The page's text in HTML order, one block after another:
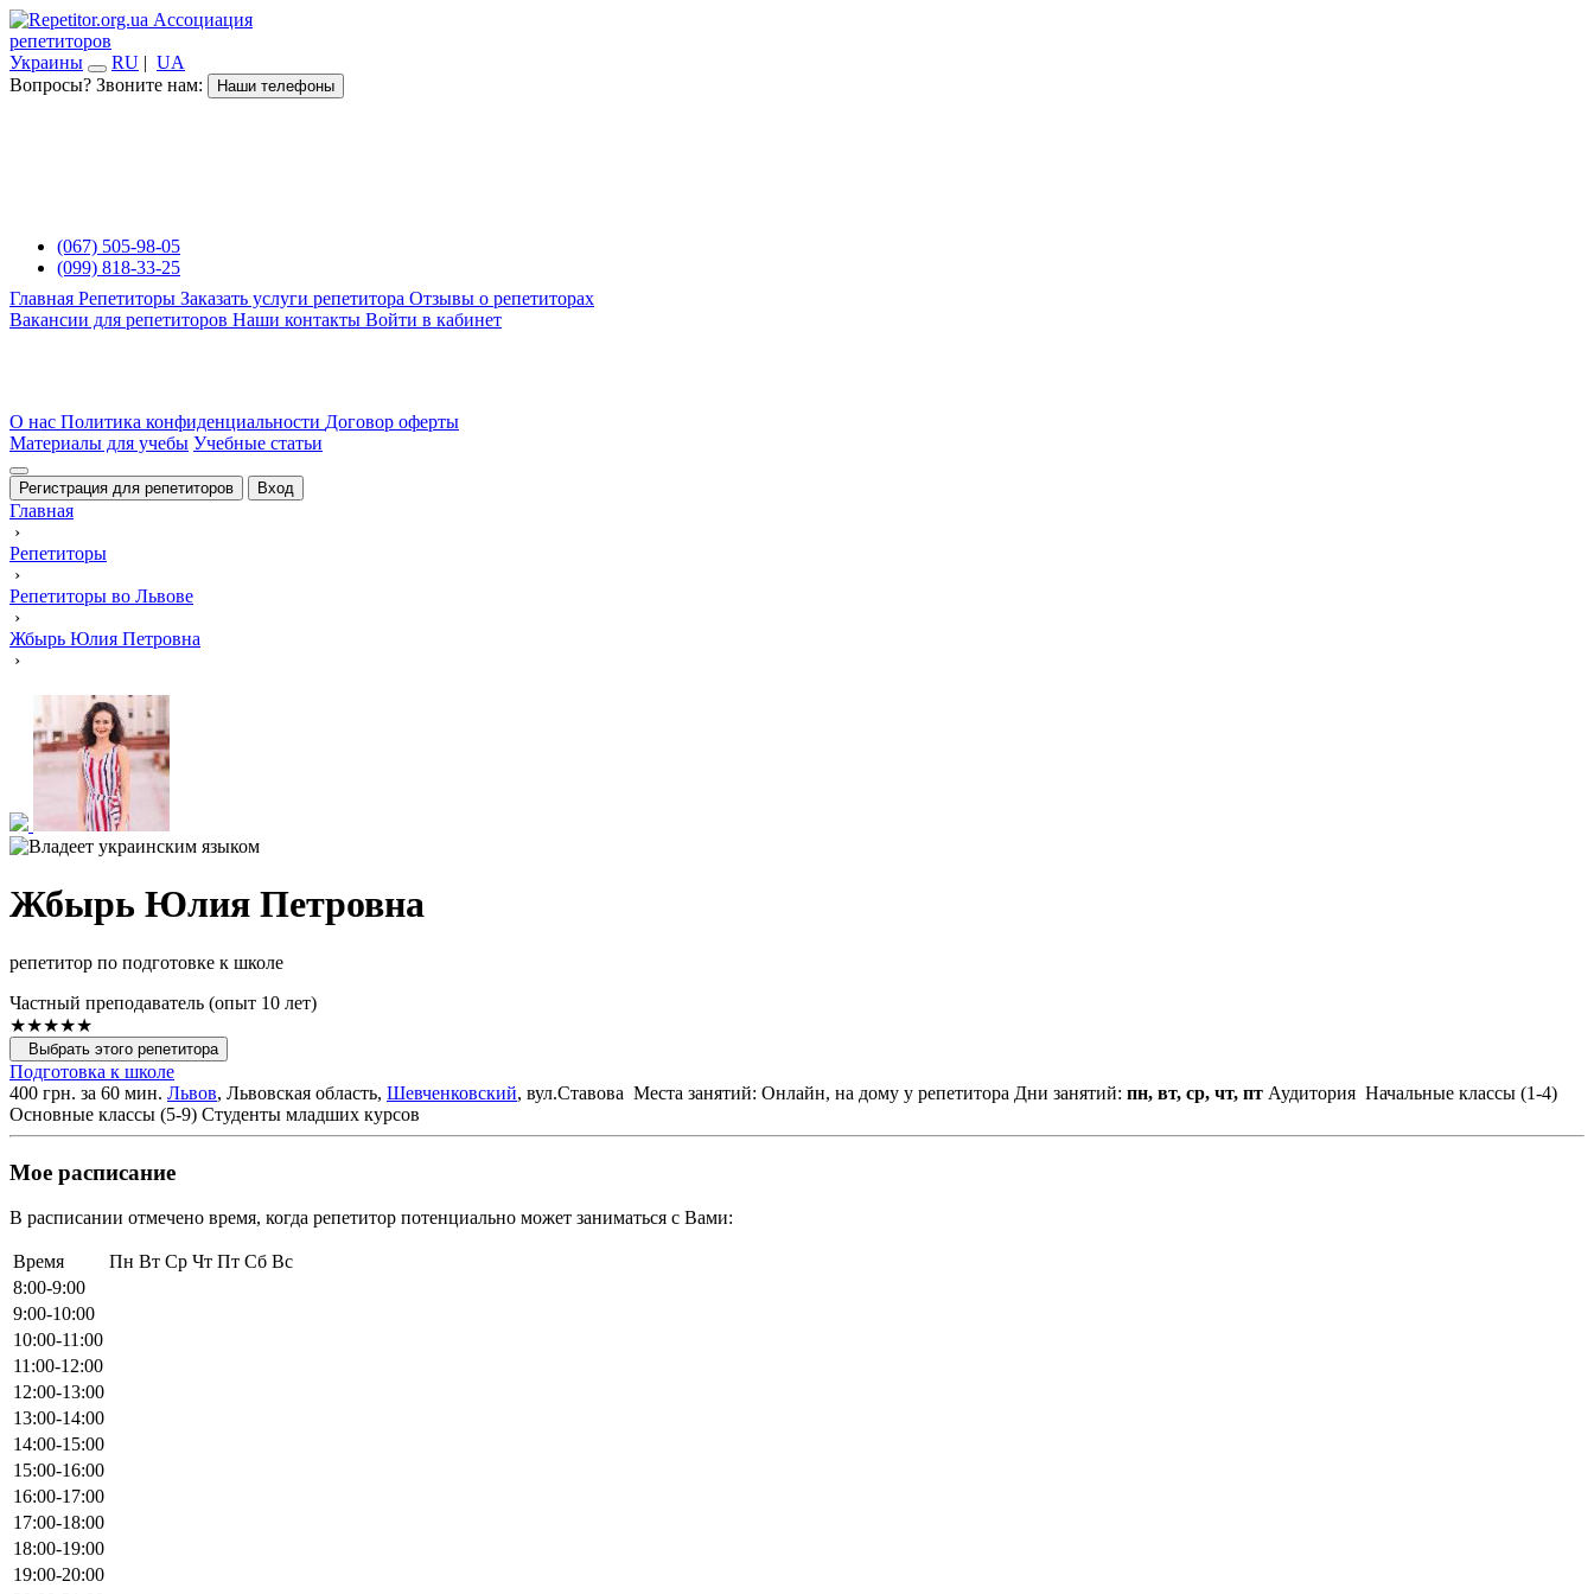
Ассоциация
репетиторов
Украины
RU | UA
Вопросы? Звоните нам:
Наши телефоны
(067) 505-98-05
(099) 818-33-25
Главная Репетиторы Заказать услуги репетитора Отзывы о репетиторах
Вакансии для репетиторов Наши контакты Войти в кабинет
О нас Политика конфиденциальности Договор оферты
Материалы для учебы Учебные статьи
Регистрация для репетиторов Вход
Главная
›
Репетиторы
›
Репетиторы во Львове
›
Жбырь Юлия Петровна
›
Жбырь Юлия Петровна
репетитор по подготовке к школе
Частный преподаватель (опыт 10 лет)
★★★★★
Выбрать этого репетитора
Подготовка к школе
400 грн. за 60 мин. Львов, Львовская область, Шевченковский, вул.Ставова Места занятий: Онлайн, на дому у репетитора Дни занятий: пн, вт, ср, чт, пт Аудитория Начальные классы (1-4)
Основные классы (5-9) Студенты младших курсов
Мое расписание
В расписании отмечено время, когда репетитор потенциально может заниматься с Вами:
Время Пн Вт Ср Чт Пт Сб Вс
8:00-9:00
9:00-10:00
10:00-11:00
11:00-12:00
12:00-13:00
13:00-14:00
14:00-15:00
15:00-16:00
16:00-17:00
17:00-18:00
18:00-19:00
19:00-20:00